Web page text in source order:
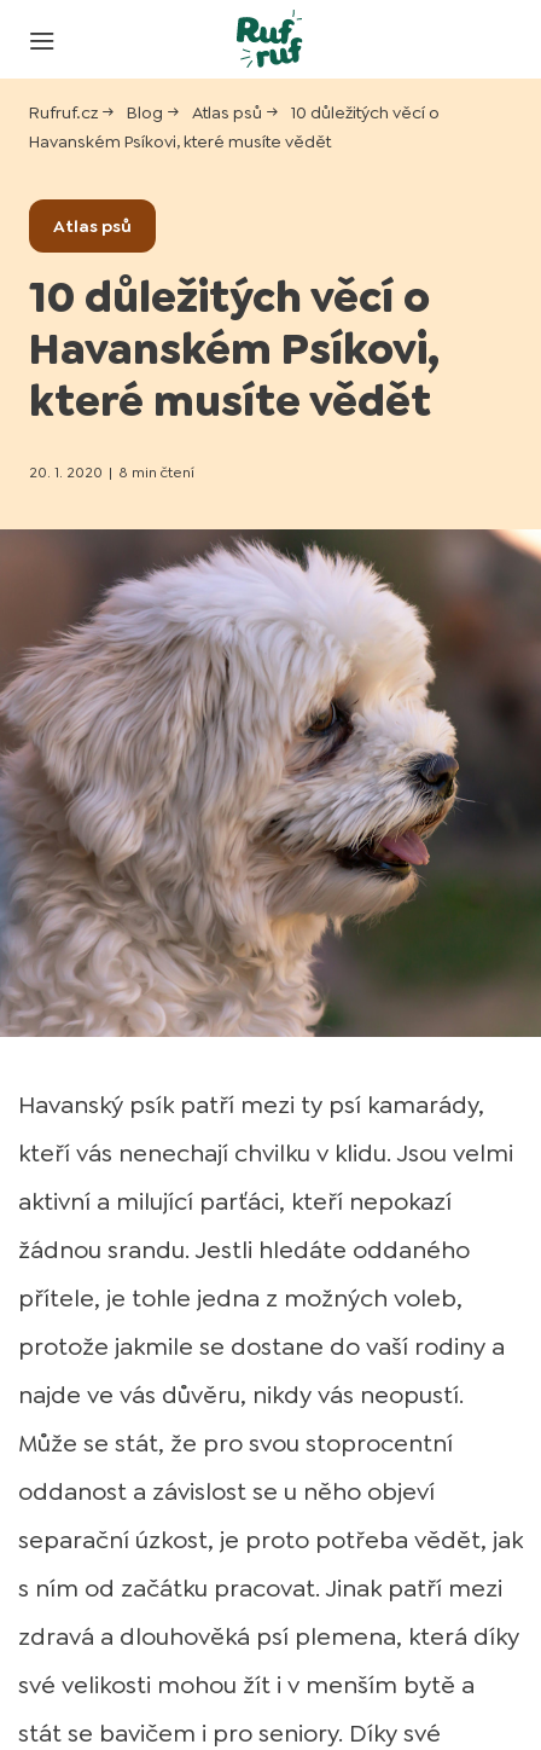
Rufruf.cz Blog Atlas psů
10 důležitých věcí o
Havanském Psíkovi, které musíte vědět
Atlas psů
10 důležitých věcí o
Havanském Psíkovi,
které musíte vědět
20. 1. 2020 | 8 min čtení
Havanský psík patří mezi ty psí kamarády,
kteří vás nenechají chvilku v klidu. Jsou velmi
aktivní a milující parťáci, kteří nepokazí
žádnou srandu. Jestli hledáte oddaného
přítele, je tohle jedna z možných voleb,
protože jakmile se dostane do vaší rodiny a
najde ve vás důvěru, nikdy vás neopustí.
Může se stát, že pro svou stoprocentní
oddanost a závislost se u něho objeví
separační úzkost, je proto potřeba vědět, jak
s ním od začátku pracovat. Jinak patří mezi
zdravá a dlouhověká psí plemena, která díky
své velikosti mohou žít i v menším bytě a
stát se bavičem i pro seniory. Díky své